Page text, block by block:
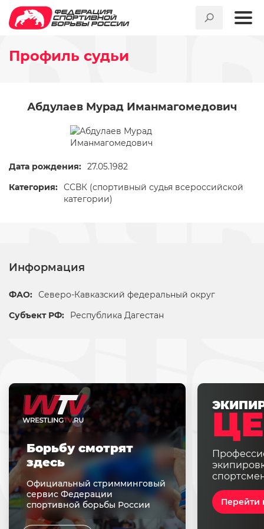
Профиль судьи
Абдулаев Мурад Иманмагомедович
Дата рождения: 27.05.1982
Категория: ССВК (спортивный судья всероссийской
категории)
Информация
ФАО: Северо-Кавказский федеральный округ
Субъект РФ:
Республика Дагестан
Перейти
Борьбу смотрят
здесь
Официальный стримминговый
сервис Федерации
спортивной борьбы России